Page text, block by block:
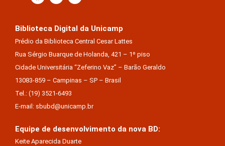
Biblioteca Digital da Unicamp
Prédio da Biblioteca Central Cesar Lattes
Rua Sérgio Buarque de Holanda, 421 – 1º piso
Cidade Universitária “Zeferino Vaz” – Barão Geraldo
13083-859 – Campinas – SP – Brasil
Tel.: (19) 3521-6493
E-mail: sbubd@unicamp.br
Equipe de desenvolvimento da nova BD:
Keite Aparecida Duarte